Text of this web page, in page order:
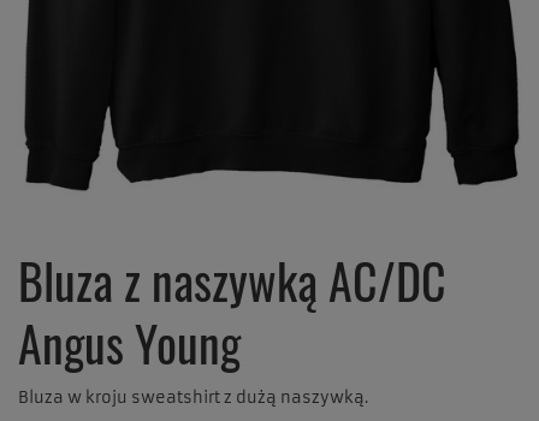
Bluza z naszywką AC/DC
Angus Young
Bluza w kroju sweatshirt z dużą naszywką.